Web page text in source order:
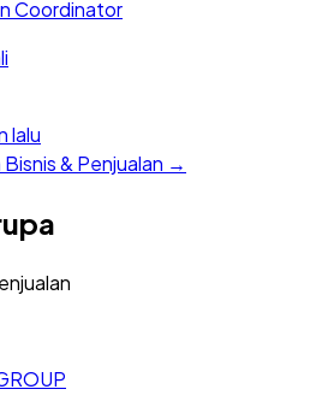
Coordinator
lalu
Bisnis & Penjualan →